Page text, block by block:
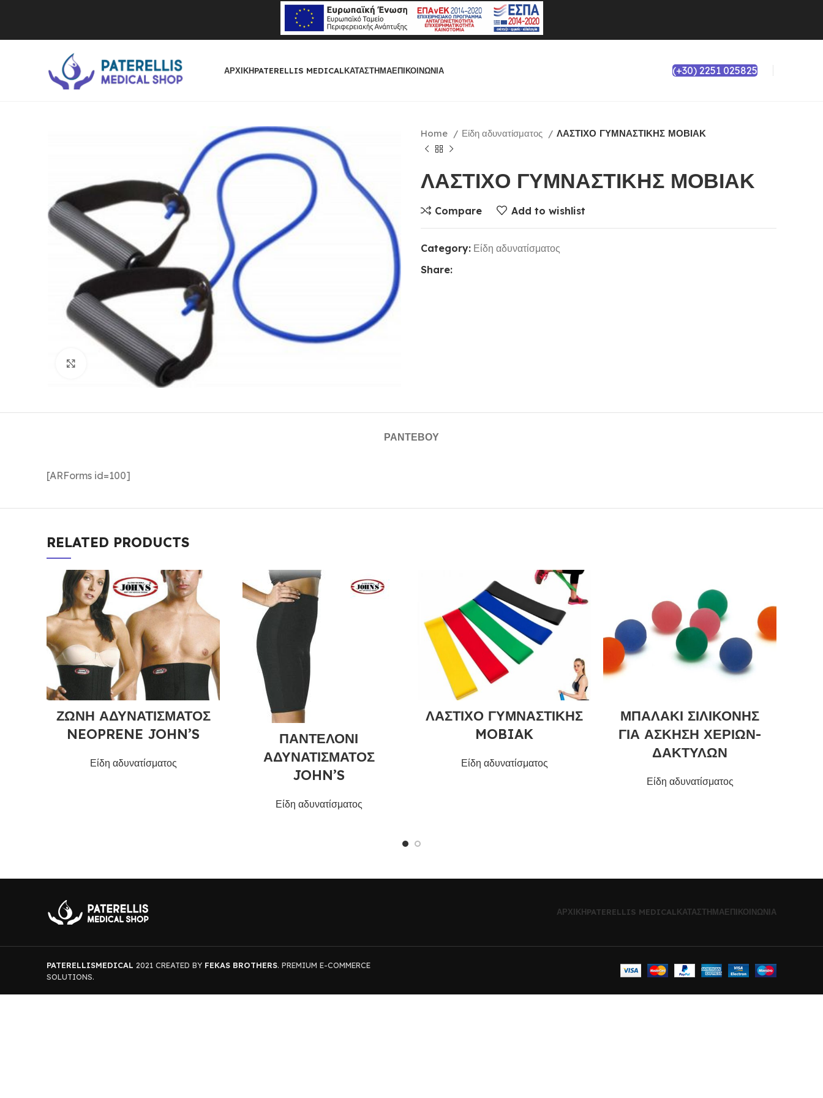
ΑΡΧΙΚΉPATERELLIS MEDICALΚΑΤΆΣΤΗΜΑΕΠΙΚΟΙΝΩΝΊΑ (+30) 2251 025825
Click to enlarge
Home Είδη αδυνατίσματος ΛΑΣΤΙΧΟ ΓΥΜΝΑΣΤΙΚΗΣ ΜΟΒΙΑΚ
ΛΑΣΤΙΧΟ ΓΥΜΝΑΣΤΙΚΗΣ ΜΟΒΙΑΚ
Compare Add to wishlist
Category: Είδη αδυνατίσματος
Share:
ΡΑΝΤΕΒΟΎ
[ARForms id=100]
RELATED PRODUCTS
ΖΩΝΗ ΑΔΥΝΑΤΙΣΜΑΤΟΣ
NEOPRENE JOHN’S
Είδη αδυνατίσματος
ΠΑΝΤΕΛΟΝΙ
ΑΔΥΝΑΤΙΣΜΑΤΟΣ
JOHN’S
Είδη αδυνατίσματος
ΛΑΣΤΙΧΟ ΓΥΜΝΑΣΤΙΚΗΣ
MOBIAK
Είδη αδυνατίσματος
ΜΠΑΛΑΚΙ ΣΙΛΙΚΟΝΗΣ
ΓΙΑ ΑΣΚΗΣΗ ΧΕΡΙΩΝ-
ΔΑΚΤΥΛΩΝ
Είδη αδυνατίσματος
ΑΡΧΙΚΉPATERELLIS MEDICALΚΑΤΆΣΤΗΜΑΕΠΙΚΟΙΝΩΝΊΑ
PATERELLISMEDICAL 2021 CREATED BY FEKAS BROTHERS. PREMIUM E-COMMERCE
SOLUTIONS.